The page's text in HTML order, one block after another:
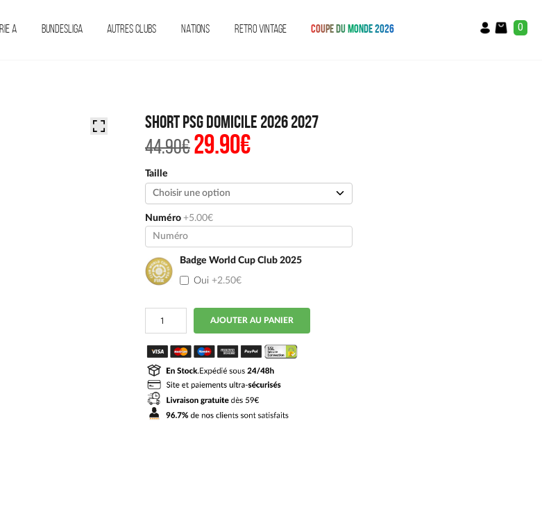
A BUNDESLIGA AUTRES CLUBS NATIONS RETRO VINTAGE COUPE DU MONDE 2026 0
Short PSG Domicile 2026 2027
44.90€Le
prix
44.90€.
29.90€Le
prix
29.90€.
Taille
Numéro +5.00€
Badge World Cup Club 2025
Oui +2.50€
quantité
Short
Domicile
2026
2027
AJOUTER AU PANIER